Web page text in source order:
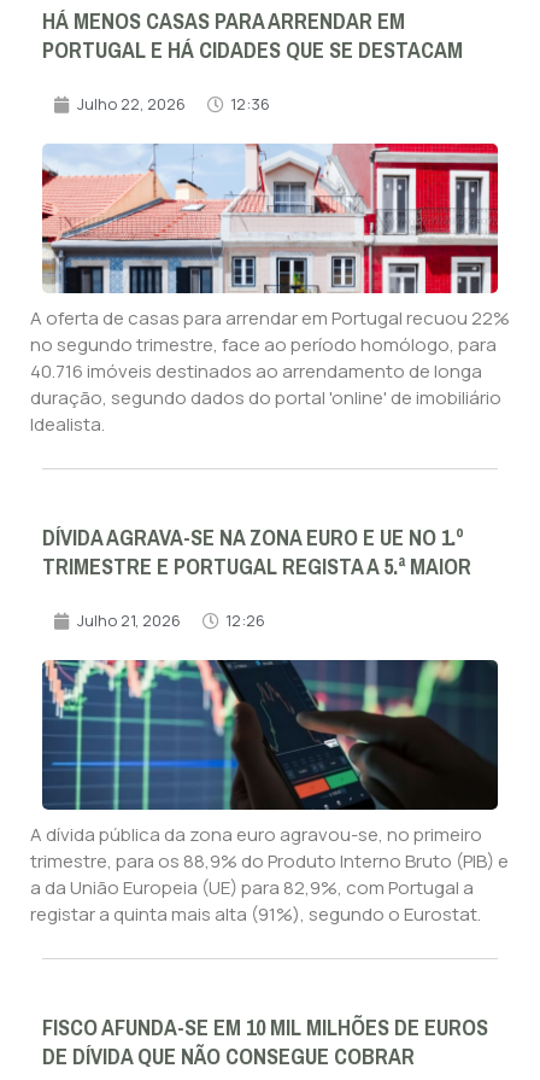
HÁ MENOS CASAS PARA ARRENDAR EM
PORTUGAL E HÁ CIDADES QUE SE DESTACAM
Julho 22, 2026 12:36
A oferta de casas para arrendar em Portugal recuou 22%
no segundo trimestre, face ao período homólogo, para
40.716 imóveis destinados ao arrendamento de longa
duração, segundo dados do portal 'online' de imobiliário
Idealista.
DÍVIDA AGRAVA-SE NA ZONA EURO E UE NO 1.º
TRIMESTRE E PORTUGAL REGISTA A 5.ª MAIOR
Julho 21, 2026 12:26
A dívida pública da zona euro agravou-se, no primeiro
trimestre, para os 88,9% do Produto Interno Bruto (PIB) e
a da União Europeia (UE) para 82,9%, com Portugal a
registar a quinta mais alta (91%), segundo o Eurostat.
FISCO AFUNDA-SE EM 10 MIL MILHÕES DE EUROS
DE DÍVIDA QUE NÃO CONSEGUE COBRAR